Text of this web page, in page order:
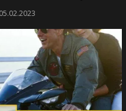
05.02.2023